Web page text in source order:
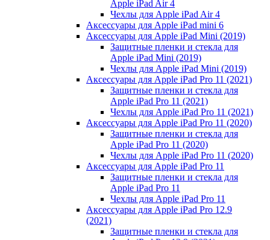
Apple iPad Air 4
Чехлы для Apple iPad Air 4
Аксессуары для Apple iPad mini 6
Аксессуары для Apple iPad Mini (2019)
Защитные пленки и стекла для
Apple iPad Mini (2019)
Чехлы для Apple iPad Mini (2019)
Аксессуары для Apple iPad Pro 11 (2021)
Защитные пленки и стекла для
Apple iPad Pro 11 (2021)
Чехлы для Apple iPad Pro 11 (2021)
Аксессуары для Apple iPad Pro 11 (2020)
Защитные пленки и стекла для
Apple iPad Pro 11 (2020)
Чехлы для Apple iPad Pro 11 (2020)
Аксессуары для Apple iPad Pro 11
Защитные пленки и стекла для
Apple iPad Pro 11
Чехлы для Apple iPad Pro 11
Аксессуары для Apple iPad Pro 12.9
(2021)
Защитные пленки и стекла для